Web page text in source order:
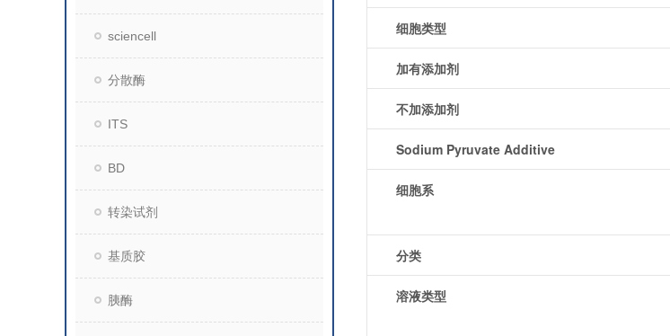
sciencell
分散酶
ITS
BD
转染试剂
基质胶
胰酶
细胞类型
加有添加剂
不加添加剂
Sodium Pyruvate Additive
细胞系
分类
溶液类型